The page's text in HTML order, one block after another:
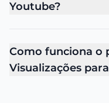
Youtube?
Como funciona o
Visualizações